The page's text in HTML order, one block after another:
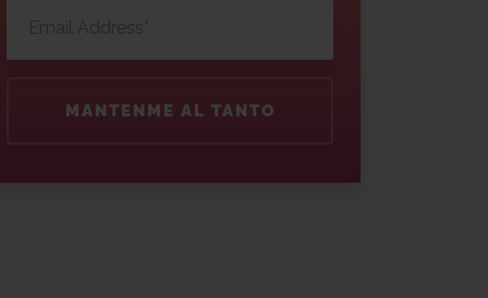
MANTENME AL TANTO